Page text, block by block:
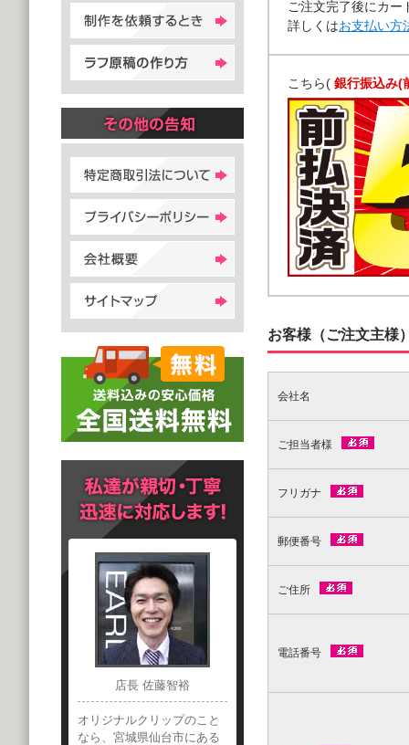
ご注文完了後にカー
詳しくはお支払い方
こちら( 銀行振込み(
お客様（ご注文主様
会社名
ご担当者様
フリガナ
郵便番号
ご住所
電話番号
店長 佐藤智裕
オリジナルクリップのこと
なら、宮城県仙台市にある